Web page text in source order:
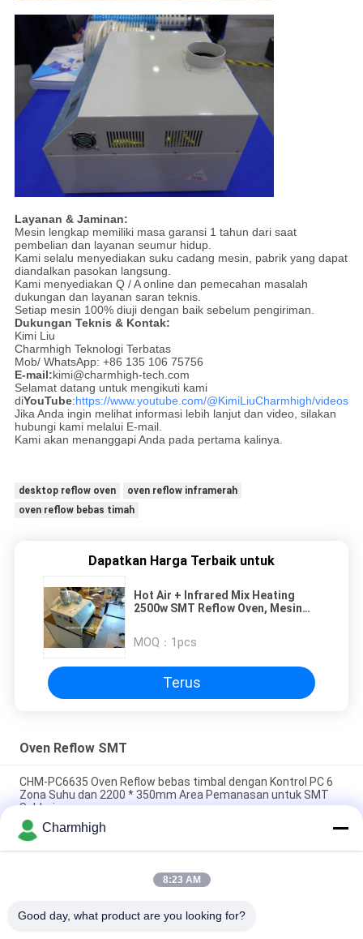
Layanan & Jaminan:
Mesin lengkap memiliki masa garansi 1 tahun dari saat
pembelian dan layanan seumur hidup.
Kami selalu menyediakan suku cadang mesin, pabrik yang dapat
diandalkan pasokan langsung.
Kami menyediakan Q / A online dan pemecahan masalah
dukungan dan layanan saran teknis.
Setiap mesin 100% diuji dengan baik sebelum pengiriman.
Dukungan Teknis & Kontak:
Kimi Liu
Charmhigh Teknologi Terbatas
Mob/ WhatsApp: +86 135 106 75756
E-mail:kimi@charmhigh-tech.com
Selamat datang untuk mengikuti kami
diYouTube:https://www.youtube.com/@KimiLiuCharmhigh/videos
Jika Anda ingin melihat informasi lebih lanjut dan video, silakan
hubungi kami melalui E-mail.
Kami akan menanggapi Anda pada pertama kalinya.
desktop reflow oven
oven reflow inframerah
oven reflow bebas timah
Dapatkan Harga Terbaik untuk
Hot Air + Infrared Mix Heating
2500w SMT Reflow Oven, Mesin
MOQ： 1pcs
Terus
Oven Reflow SMT
CHM-PC6635 Oven Reflow bebas timbal dengan Kontrol PC 6
Zona Suhu dan 2200 * 350mm Area Pemanasan untuk SMT
Soldering
CHM-F830 Oven Reflow SMT Vertikal 8 Zona Suhu Mesin
Solder Udara Panas 1400*300mm
CHM-6635 Oven Reflow 6 Zona Suhu (atas6+bawah6)
Charmhigh
8:23 AM
Good day, what product are you looking for?